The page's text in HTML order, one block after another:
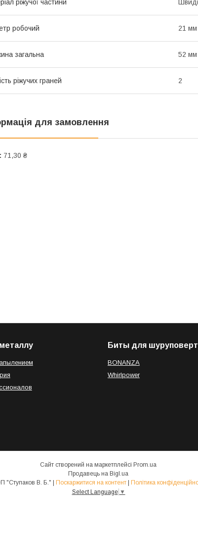
ріжучої частини
робочий 21 мм
загальна 52 мм
ріжучих граней 2
для замовлення
71,30 ₴
Биты для
BONANZA
Whirlpower
Сайт створений на маркетплейсі Prom.ua
Продавець на Bigl.ua
Поскаржитися на контент
Політика
Select Language ▼